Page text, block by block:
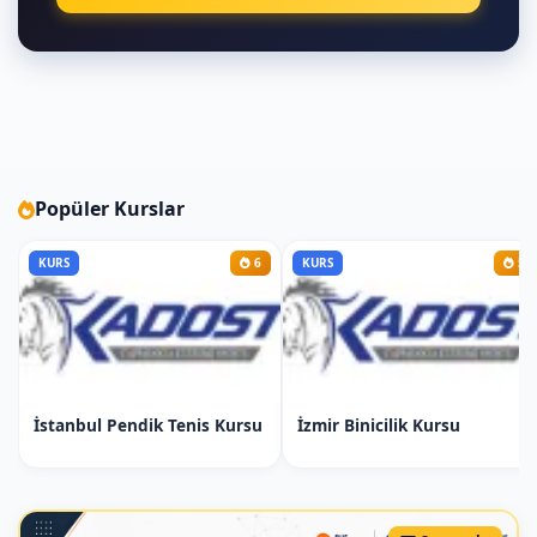
Futbol stratejileri ve oyun formatları
Hafta: Temel Futbol Hareketleri Temel
Futbol Hareketleri Topa hakim olma ve
pas verme Dripling ve çalım atma
teknikleri Yardımlı Hareketler Antrenör
Güvenlik ve doğru futbol teknikleri
Futbol Hareketleri Uzun pas ve hava
Popüler Kurslar
KURS 6
İstanbul Pendik Tenis Kursu
KURS 5
İzmir Binicilik Kursu